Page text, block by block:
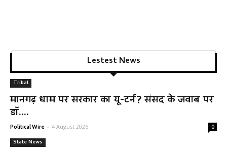
Lestest News
Tribal
मानगढ़ धाम पर सरकार का यू-टर्न? संसद के जवाब पर
डॉ....
Political Wire - 4 August 2026 0
State News